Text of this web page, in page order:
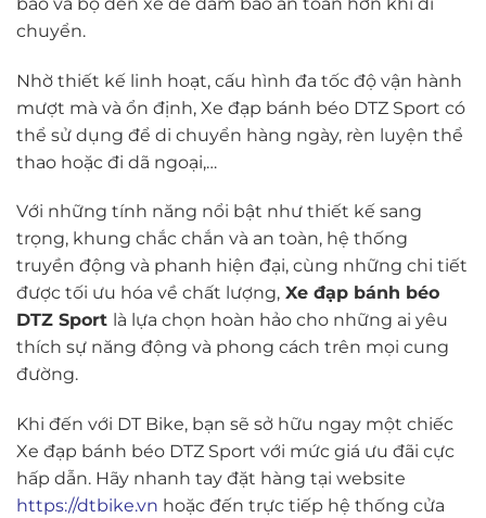
chuyển.
Nhờ thiết kế linh hoạt, cấu hình đa tốc độ vận hành
mượt mà và ổn định, Xe đạp bánh béo DTZ Sport có
thể sử dụng để di chuyển hàng ngày, rèn luyện thể
thao hoặc đi dã ngoại,…
Với những tính năng nổi bật như thiết kế sang
trọng, khung chắc chắn và an toàn, hệ thống
truyền động và phanh hiện đại, cùng những chi tiết
được tối ưu hóa về chất lượng, Xe đạp bánh béo
DTZ Sport là lựa chọn hoàn hảo cho những ai yêu
thích sự năng động và phong cách trên mọi cung
đường.
Khi đến với DT Bike, bạn sẽ sở hữu ngay một chiếc
Xe đạp bánh béo DTZ Sport với mức giá ưu đãi cực
hấp dẫn. Hãy nhanh tay đặt hàng tại website
https://dtbike.vn hoặc đến trực tiếp hệ thống cửa